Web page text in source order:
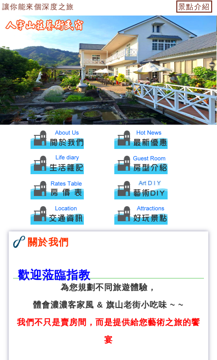
你能來個深度之旅 景點介紹
關於我們
歡迎蒞臨指教
為您規劃不同旅遊體驗，
體會濃濃客家風 & 旗山老街小吃味 ~ ~
我們不只是賣房間，而是提供給您藝術之旅的饗
宴